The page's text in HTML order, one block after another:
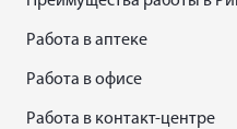
Работа в аптеке
Работа в офисе
Работа в контакт-центре